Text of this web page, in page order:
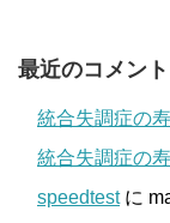
最近のコメント
統合失調症の
統合失調症の
speedtestに